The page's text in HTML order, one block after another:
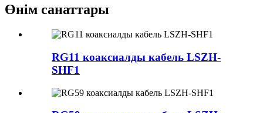
Өнім санаттары
RG11 коаксиалды кабель LSZH-
SHF1